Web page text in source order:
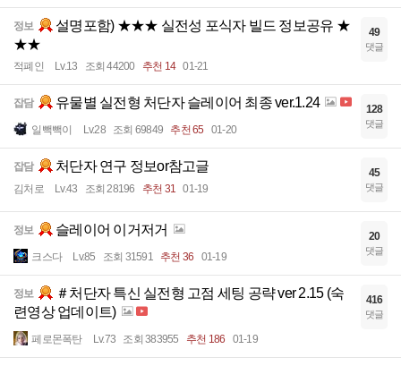
정보
설명포함) ★★★ 실전성 포식자 빌드 정보공유 ★
★★
적폐인 Lv.13 조회 44200 추천 14 01-21
49
댓글
잡담 유물별 실전형 처단자 슬레이어 최종 ver.1.24
일빽빽이 Lv.28 조회 69849 추천 65 01-20
128
댓글
잡담 처단자 연구 정보or참고글
김처로 Lv.43 조회 28196 추천 31 01-19
45
댓글
정보 슬레이어 이거저거
크스다 Lv.85 조회 31591 추천 36 01-19
20
댓글
정보
＃처단자 특신 실전형 고점 세팅 공략 ver 2.15 (숙
련영상 업데이트)
페로몬폭탄 Lv.73 조회 383955 추천 186 01-19
416
댓글